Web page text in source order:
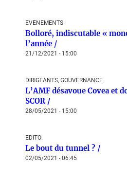
EVENEMENTS
Bolloré, indiscutable «
l’année /
21/12/2021 - 15:00
DIRIGEANTS, GOUVERNANCE
L’AMF désavoue Covea et
SCOR /
28/05/2021 - 15:00
EDITO
Le bout du tunnel ? /
02/05/2021 - 06:45